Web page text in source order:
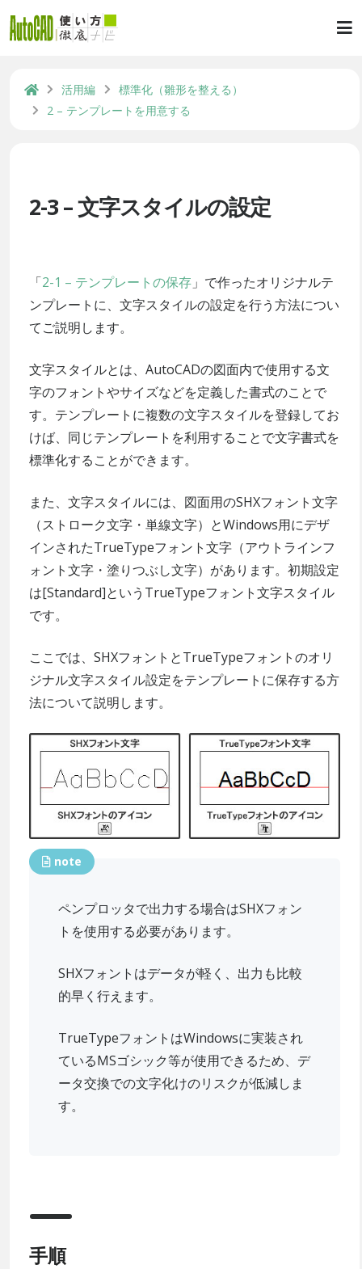
活用編
標準化（雛形を整える）
2 – テンプレートを用意する
2-3 – 文字スタイルの設定
「2-1 – テンプレートの保存」で作ったオリジナルテ
ンプレートに、文字スタイルの設定を行う方法につい
てご説明します。
文字スタイルとは、AutoCADの図面内で使用する文
字のフォントやサイズなどを定義した書式のことで
す。テンプレートに複数の文字スタイルを登録してお
けば、同じテンプレートを利用することで文字書式を
標準化することができます。
また、文字スタイルには、図面用のSHXフォント文字
（ストローク文字・単線文字）とWindows用にデザ
インされたTrueTypeフォント文字（アウトラインフ
ォント文字・塗りつぶし文字）があります。初期設定
は[Standard]というTrueTypeフォント文字スタイル
です。
ここでは、SHXフォントとTrueTypeフォントのオリ
ジナル文字スタイル設定をテンプレートに保存する方
法について説明します。
ペンプロッタで出力する場合はSHXフォン
トを使用する必要があります。
SHXフォントはデータが軽く、出力も比較
的早く行えます。
TrueTypeフォントはWindowsに実装され
ているMSゴシック等が使用できるため、デ
ータ交換での文字化けのリスクが低減しま
す。
note
手順